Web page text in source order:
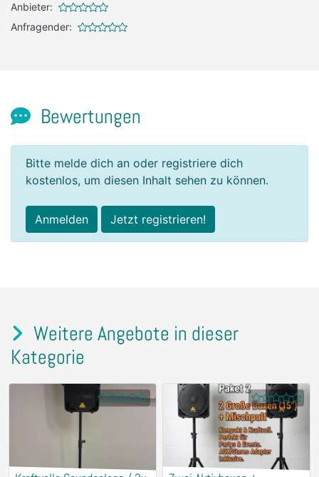
Anbieter:
Anfragender:
Bewertungen
Bitte melde dich an oder registriere dich
kostenlos, um diesen Inhalt sehen zu können.
Anmelden Jetzt registrieren!
Weitere Angebote in dieser
Kategorie